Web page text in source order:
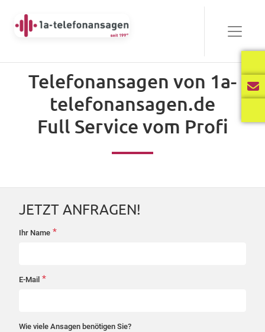
Bewährt
Player
00:00
Player
Telefonansagen von 1a-
telefonansagen.de
Full Service vom Profi
JETZT ANFRAGEN!
startseite-
Ihr Name *
E-Mail *
Wie viele Ansagen benötigen Sie?